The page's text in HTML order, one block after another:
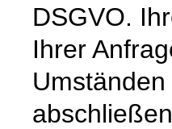
DSGVO.
Ihrer